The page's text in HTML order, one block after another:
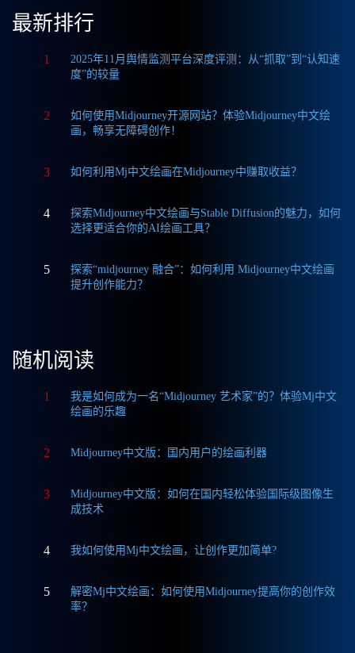
最新排行
1
2025年11月舆情监测平台深度评测：从“抓取”到“认知速
度”的较量
2
如何使用Midjourney开源网站？体验Midjourney中文绘
画，畅享无障碍创作！
3 如何利用Mj中文绘画在Midjourney中赚取收益？
4
探索Midjourney中文绘画与Stable Diffusion的魅力，如何
选择更适合你的AI绘画工具？
5
探索“midjourney 融合”：如何利用 Midjourney中文绘画
提升创作能力？
随机阅读
1
我是如何成为一名“Midjourney 艺术家”的？体验Mj中文
绘画的乐趣
2 Midjourney中文版：国内用户的绘画利器
3
Midjourney中文版：如何在国内轻松体验国际级图像生
成技术
4 我如何使用Mj中文绘画，让创作更加简单?
5
解密Mj中文绘画：如何使用Midjourney提高你的创作效
率？